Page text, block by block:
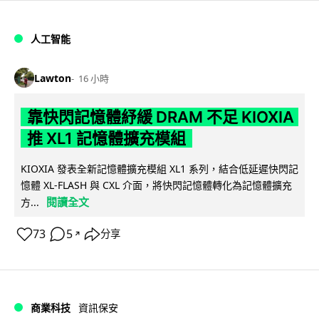
人工智能
Lawton 16 小時
靠快閃記憶體紓緩 DRAM 不足 KIOXIA
推 XL1 記憶體擴充模組
KIOXIA 發表全新記憶體擴充模組 XL1 系列，結合低延遲快閃記
憶體 XL-FLASH 與 CXL 介面，將快閃記憶體轉化為記憶體擴充
方...
閱讀全文
73 5 ↗ 分享
商業科技 資訊保安